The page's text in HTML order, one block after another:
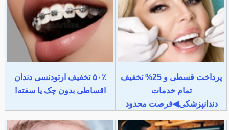
پرداخت قسطی و 25% تخفیف
تمام خدمات
دندانپزشکی◀فرصت محدود
۵۰٪ تخفیف ارتودنسی دندان
اقساطی بدون چک یا سفته!